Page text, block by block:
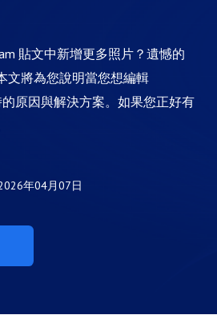
貼文中新增更多照片？遺憾的
文將為您說明當您想編輯
原因與解決方案。如果您正好有
年04月07日